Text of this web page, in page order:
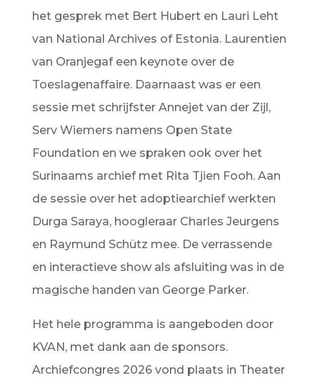
het gesprek met Bert Hubert en Lauri Leht
van National Archives of Estonia. Laurentien
van Oranjegaf een keynote over de
Toeslagenaffaire. Daarnaast was er een
sessie met schrijfster Annejet van der Zijl,
Serv Wiemers namens Open State
Foundation en we spraken ook over het
Surinaams archief met Rita Tjien Fooh. Aan
de sessie over het adoptiearchief werkten
Durga Saraya, hoogleraar Charles Jeurgens
en Raymund Schütz mee. De verrassende
en interactieve show als afsluiting was in de
magische handen van George Parker.
Het hele programma is aangeboden door
KVAN, met dank aan de sponsors.
Archiefcongres 2026 vond plaats in Theater